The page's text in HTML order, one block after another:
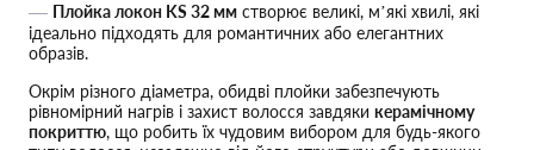
Плойка локон KS 32 мм створює великі, м’які хвилі, які
ідеально підходять для романтичних або елегантних
образів.
Окрім різного діаметра, обидві плойки забезпечують
рівномірний нагрів і захист волосся завдяки керамічному
покриттю, що робить їх чудовим вибором для будь-якого